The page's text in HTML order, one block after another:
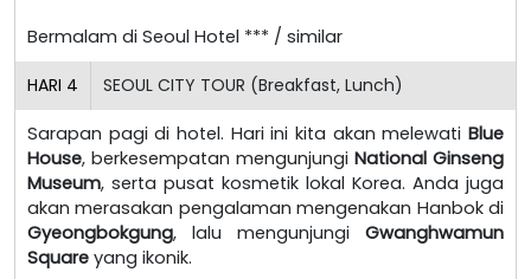
Bermalam di Seoul Hotel *** / similar
HARI 4 SEOUL CITY TOUR (Breakfast, Lunch)
Sarapan pagi di hotel. Hari ini kita akan melewati Blue
House, berkesempatan mengunjungi National Ginseng
Museum, serta pusat kosmetik lokal Korea. Anda juga
akan merasakan pengalaman mengenakan Hanbok di
Gyeongbokgung, lalu mengunjungi Gwanghwamun
Square yang ikonik.